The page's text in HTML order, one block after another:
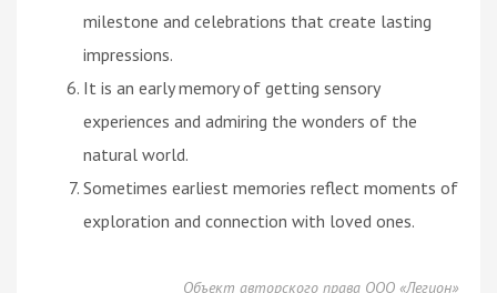
milestone and celebrations that create lasting
impressions.
It is an early memory of getting sensory
experiences and admiring the wonders of the
natural world.
Sometimes earliest memories reflect moments of
exploration and connection with loved ones.
Объект авторского права ООО «Легион»